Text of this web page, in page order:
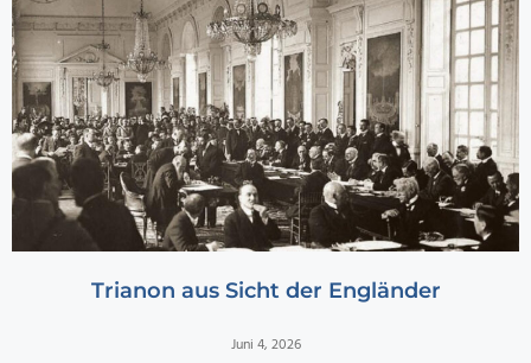
Trianon aus Sicht der Engländer
Juni 4, 2026